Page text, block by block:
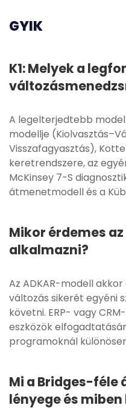
GYIK
K1: Melyek a
A legelterjedtebb
modellje
Visszafagyasztás),
keretrendszere, az
McKinsey 7-S
átmenetmodell és a
Mikor érdemes
alkalmazni?
Az ADKAR-modell
változás sikerét egyéni
követni. ERP- vagy
eszközök
programoknál
Mi a Bridges-
lényege és